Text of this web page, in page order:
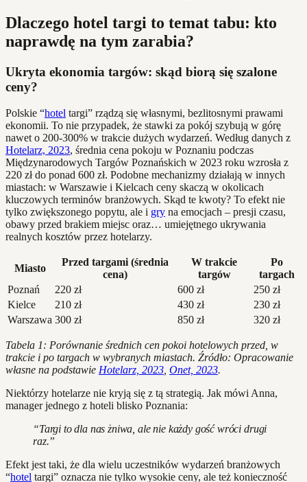
Dlaczego hotel targi to temat tabu: kto
naprawdę na tym zarabia?
Ukryta ekonomia targów: skąd biorą się szalone
ceny?
Polskie “hotel targi” rządzą się własnymi, bezlitosnymi prawami
ekonomii. To nie przypadek, że stawki za pokój szybują w górę
nawet o 200-300% w trakcie dużych wydarzeń. Według danych z
Hotelarz, 2023, średnia cena pokoju w Poznaniu podczas
Międzynarodowych Targów Poznańskich w 2023 roku wzrosła z
220 zł do ponad 600 zł. Podobne mechanizmy działają w innych
miastach: w Warszawie i Kielcach ceny skaczą w okolicach
kluczowych terminów branżowych. Skąd te kwoty? To efekt nie
tylko zwiększonego popytu, ale i gry na emocjach – presji czasu,
obawy przed brakiem miejsc oraz… umiejętnego ukrywania
realnych kosztów przez hotelarzy.
Miasto
Przed targami (średnia
cena)
W trakcie
targów
Po
targach
Poznań
220 zł 600 zł
250 zł
Kielce
210 zł 430 zł
230 zł
Warszawa 300 zł 850 zł 320 zł
Tabela 1: Porównanie średnich cen pokoi hotelowych przed, w
trakcie i po targach w wybranych miastach. Źródło: Opracowanie
własne na podstawie Hotelarz, 2023 Onet, 2023.
Niektórzy hotelarze nie kryją się z tą strategią. Jak mówi Anna,
manager jednego z hoteli blisko Poznania:
“Targi to dla nas żniwa, ale nie każdy gość wróci drugi
raz.”
Efekt jest taki, że dla wielu uczestników wydarzeń branżowych
“hotel targi” oznacza nie tylko wysokie ceny, ale też konieczność